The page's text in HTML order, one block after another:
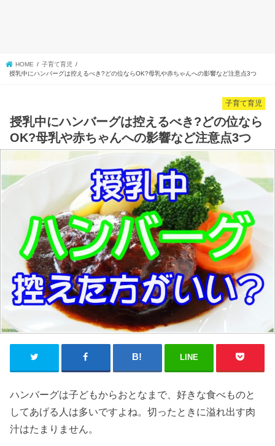
HOME
子育て育児
授乳中にハンバーグは控えるべき?どの位ならOK?母乳や赤ちゃんへの影響など注意点3つ
子育て育児
授乳中にハンバーグは控えるべき?どの位なら
OK?母乳や赤ちゃんへの影響など注意点3つ
LINE
ハンバーグは子どもからおとなまで、好きな食べものと
してあげる人は多いですよね。切ったときに溢れ出す肉
汁はたまりません。